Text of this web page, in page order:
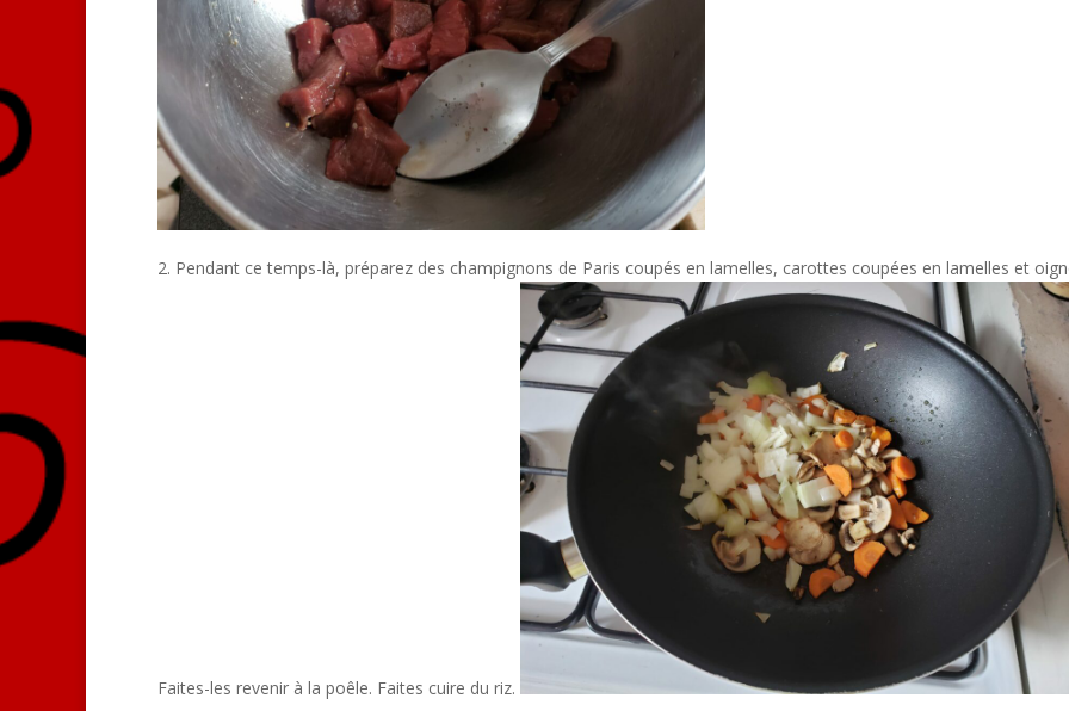
2. Pendant ce temps-là, préparez des champignons de Paris coupés en lamelles, carottes coupées en lamelles et
Faites-les revenir à la poêle. Faites cuire du riz.